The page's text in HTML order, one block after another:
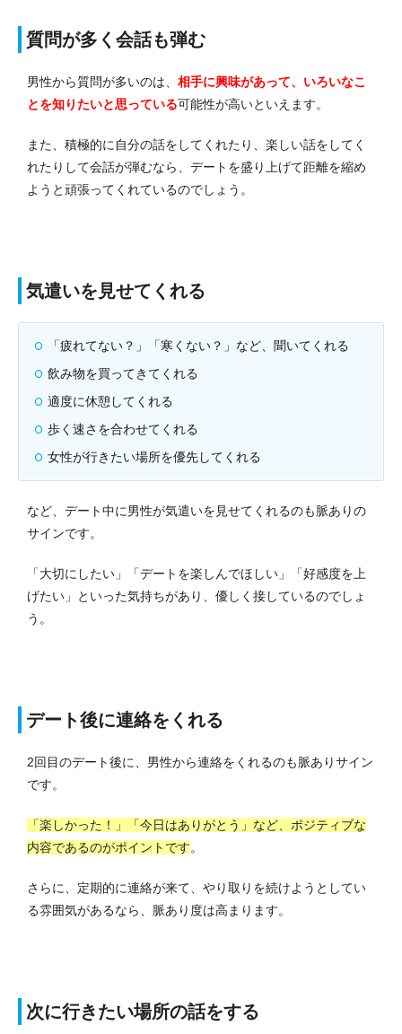
質問が多く会話も弾む
男性から質問が多いのは、 相手に興味があって、いろいなこ
とを知りたいと思っている可能性が高いといえます。
また、積極的に自分の話をしてくれたり、楽しい話をしてく
れたりして会話が弾むなら、デートを盛り上げて距離を縮め
ようと頑張ってくれているのでしょう。
気遣いを見せてくれる
「疲れてない？」「寒くない？」など、聞いてくれる
飲み物を買ってきてくれる
適度に休憩してくれる
歩く速さを合わせてくれる
女性が行きたい場所を優先してくれる
など、デート中に男性が気遣いを見せてくれるのも脈ありの
サインです。
「大切にしたい」「デートを楽しんでほしい」「好感度を上
げたい」といった気持ちがあり、優しく接しているのでしょ
う。
デート後に連絡をくれる
2回目のデート後に、男性から連絡をくれるのも脈ありサイン
です。
「楽しかった！」「今日はありがとう」など、ポジティブな
内容であるのがポイントです。
さらに、定期的に連絡が来て、やり取りを続けようとしてい
る雰囲気があるなら、脈あり度は高まります。
次に行きたい場所の話をする